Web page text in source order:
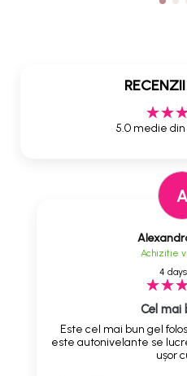
5.0 medie
A
Achizitie
4
Cel mai
Este cel mai bun gel
este autonivelante se
ușor